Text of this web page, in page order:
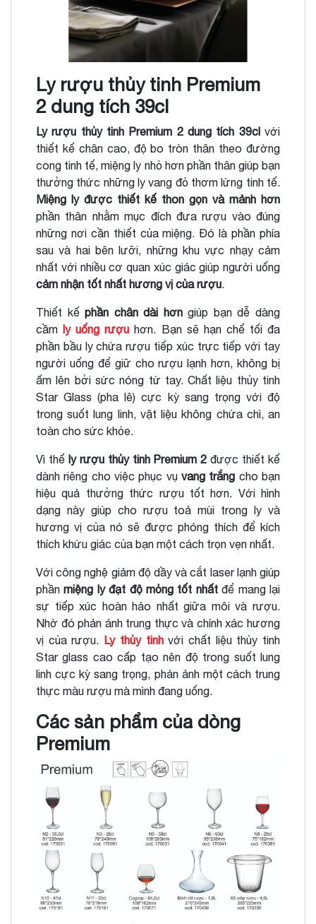
Ly rượu thủy tinh Premium
2 dung tích 39cl
Ly rượu thủy tinh Premium 2 dung tích 39cl với
thiết kế chân cao, độ bo tròn thân theo đường
cong tinh tế, miệng ly nhỏ hơn phần thân giúp bạn
thưởng thức những ly vang đỏ thơm lừng tinh tế.
Miệng ly được thiết kế thon gọn và mảnh hơn
phần thân nhằm mục đích đưa rượu vào đúng
những nơi cần thiết của miệng. Đó là phần phía
sau và hai bên lưỡi, những khu vực nhạy cảm
nhất với nhiều cơ quan xúc giác giúp người uống
cảm nhận tốt nhất hương vị của rượu.
Thiết kếphần chân dài hơngiúp bạn dễ dàng
cầm ly uống rượu hơn. Bạn sẽ hạn chế tối đa
phần bầu ly chứa rượu tiếp xúc trực tiếp với tay
người uống để giữ cho rượu lạnh hơn, không bị
ấm lên bởi sức nóng từ tay. Chất liệu thủy tinh
Star Glass (pha lê) cực kỳ sang trọng với độ
trong suốt lung linh, vật liệu không chứa chì, an
toàn cho sức khỏe.
Vì thế ly rượu thủy tinh Premium 2 được thiết kế
dành riêng cho việc phục vụ vang trắng cho bạn
hiệu quả thưởng thức rượu tốt hơn. Với hình
dạng này giúp cho rượu toả mùi trong ly và
hương vị của nó sẽ được phóng thích để kích
thích khứu giác của bạn một cách trọn vẹn nhất.
Với công nghệ giảm độ dầy và cắt laser lạnh giúp
phầnmiệng ly đạt độ mỏng tốt nhấtđể mang lại
sự tiếp xúc hoàn hảo nhất giữa môi và rượu.
Nhờ đó phản ánh trung thực và chính xác hương
vị của rượu. Ly thủy tinhvới chất liệu thủy tinh
Star glass cao cấp tạo nên độ trong suốt lung
linh cực kỳ sang trọng, phản ảnh một cách trung
thực màu rượu mà mình đang uống.
Các sản phẩm của dòng
Premium